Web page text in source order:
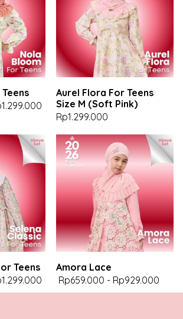
Aurel Flora For Teens
Size M (Soft Pink)
Rp1.299.000
Teens
Amora Lace
Rp659.000 - Rp929.000